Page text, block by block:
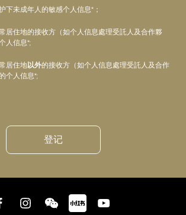
下未成年人的敏感个人信息*；
居住地的接收方（如个人信息處理受託人及合作夥
人信息*;
居住地以外的接收方（如个人信息處理受託人及合作
个人信息*;
登记